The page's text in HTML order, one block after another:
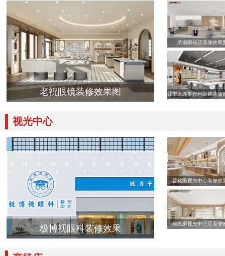
老祝眼镜装修效果图
济南眼镜店装修效果
辽宁大连亨得利眼镜装修
视光中心
极博视眼科装修效果
晋铭眼视光中心装修效
何氏眼视光中心店装修